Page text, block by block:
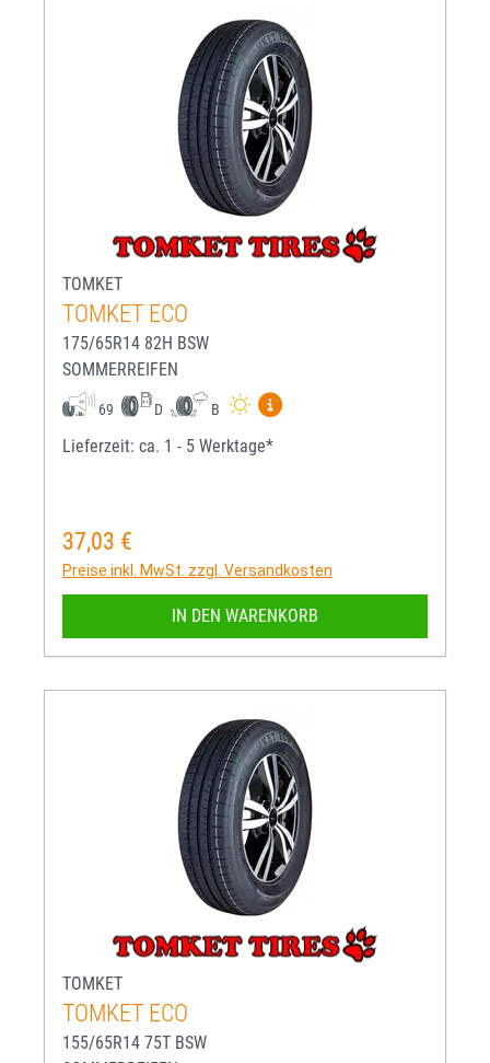
TOMKET
TOMKET ECO
175/65R14 82H BSW
SOMMERREIFEN
69 D B
Mehr Informationen zum
Lieferzeit: ca. 1 - 5 Werktage*
Regulärer Preis:
37,03 €
Preise inkl. MwSt. zzgl. Versandkosten
IN DEN WARENKORB
TOMKET
TOMKET ECO
155/65R14 75T BSW